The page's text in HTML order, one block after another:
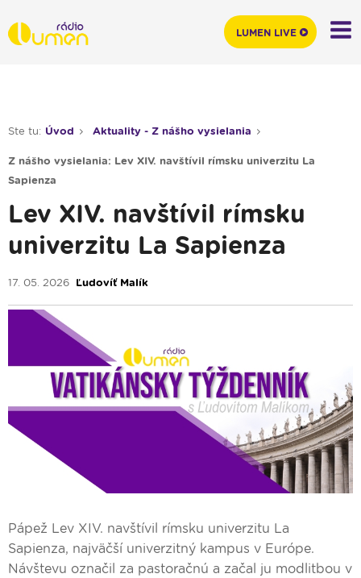
Ste tu: Úvod Aktuality - Z nášho vysielania
Z nášho vysielania: Lev XIV. navštívil rímsku univerzitu La
Sapienza
Lev XIV. navštívil rímsku
univerzitu La Sapienza
17. 05. 2026 Ľudovíť Malík
Pápež Lev XIV. navštívil rímsku univerzitu La
Sapienza, najväčší univerzitný kampus v Európe.
Návštevu označil za pastoračnú a začal ju modlitbou v
LUMEN LIVE